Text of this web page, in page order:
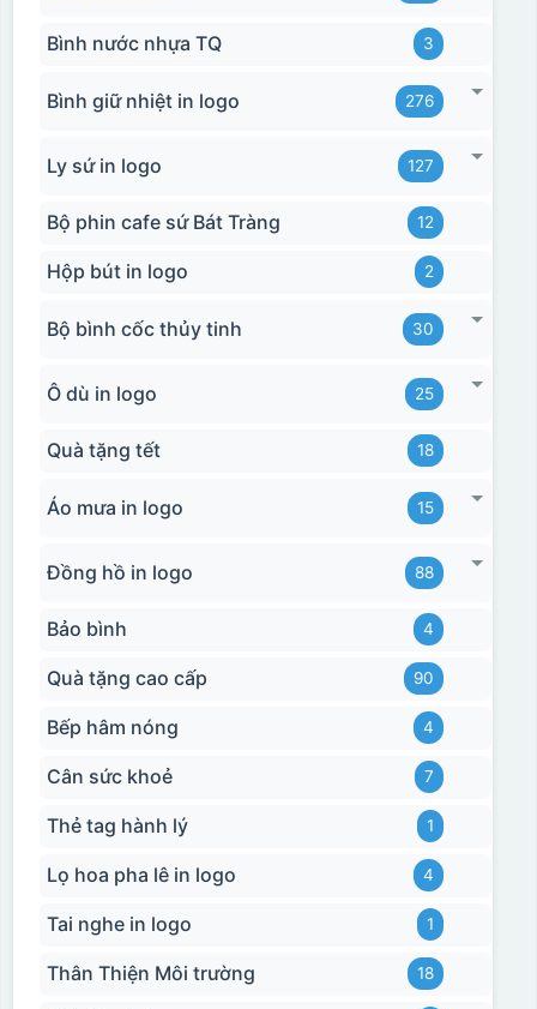
Bình nước nhựa TQ 3
Bình giữ nhiệt in logo 276
Ly sứ in logo 127
Bộ phin cafe sứ Bát Tràng 12
Hộp bút in logo 2
Bộ bình cốc thủy tinh 30
Ô dù in logo 25
Quà tặng tết 18
Áo mưa in logo 15
Đồng hồ in logo 88
Bảo bình 4
Quà tặng cao cấp 90
Bếp hâm nóng 4
Cân sức khoẻ 7
Thẻ tag hành lý 1
Lọ hoa pha lê in logo 4
Tai nghe in logo 1
Thân Thiện Môi trường 18